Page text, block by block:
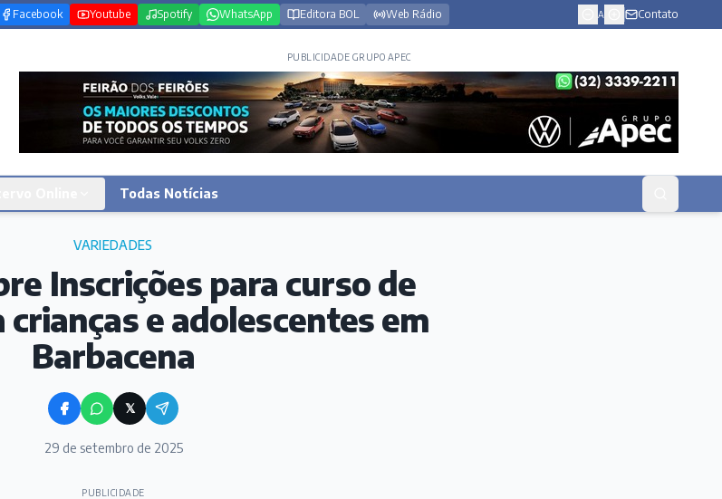
Facebook Youtube Spotify WhatsApp Editora BOL Web Rádio A Contato
PUBLICIDADE GRUPO APEC
Todas Notícias
VARIEDADES
Inscrições para curso de
e adolescentes em
Barbacena
𝕏
29 de setembro de 2025
PUBLICIDADE